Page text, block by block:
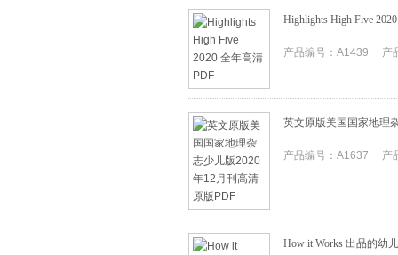
Highlights High Five
产品编号：A1439 产
英文原版美国国家地理
产品编号：A1637 产
How it Works 出品的幼